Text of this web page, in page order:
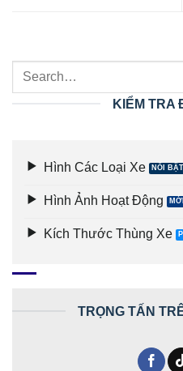
KIỂM TRA
Hình Các Loại Xe
Hình Ảnh Hoạt Động
Kích Thước Thùng Xe
TRỌNG TẤN